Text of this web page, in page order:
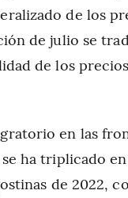
de los
de julio se
de los
en las
ha triplicado
de 2022,